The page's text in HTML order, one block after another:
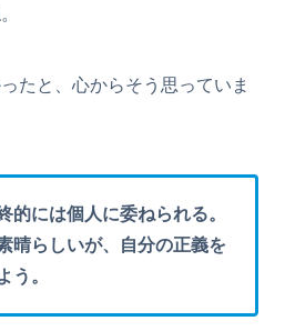
たと、心からそう思っていま
的には個人に委ねられる。
晴らしいが、自分の正義を
う。